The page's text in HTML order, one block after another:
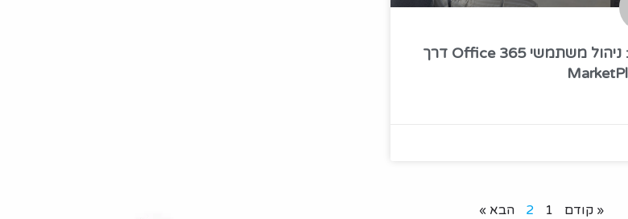
מדריך: ניהול משתמשי Office 365 דרך
« קודם 1
2 הבא »